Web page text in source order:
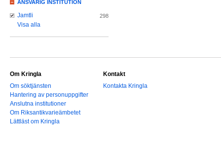
ANSVARIG INSTITUTION
Jamtli 298
Visa alla
Om Kringla
Om söktjänsten
Hantering av personuppgifter
Anslutna institutioner
Om Riksantikvarieämbetet
Lättläst om Kringla
Kontakt
Kontakta Kringla